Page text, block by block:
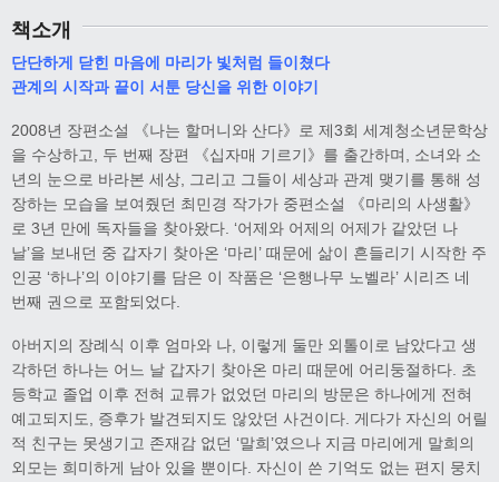
책소개
단단하게 닫힌 마음에 마리가 빛처럼 들이쳤다
관계의 시작과 끝이 서툰 당신을 위한 이야기
2008년 장편소설 《나는 할머니와 산다》로 제3회 세계청소년문학상
을 수상하고, 두 번째 장편 《십자매 기르기》를 출간하며, 소녀와 소
년의 눈으로 바라본 세상, 그리고 그들이 세상과 관계 맺기를 통해 성
장하는 모습을 보여줬던 최민경 작가가 중편소설 《마리의 사생활》
로 3년 만에 독자들을 찾아왔다. ‘어제와 어제의 어제가 같았던 나
날’을 보내던 중 갑자기 찾아온 ‘마리’ 때문에 삶이 흔들리기 시작한 주
인공 ‘하나’의 이야기를 담은 이 작품은 ‘은행나무 노벨라’ 시리즈 네
번째 권으로 포함되었다.
아버지의 장례식 이후 엄마와 나, 이렇게 둘만 외톨이로 남았다고 생
각하던 하나는 어느 날 갑자기 찾아온 마리 때문에 어리둥절하다. 초
등학교 졸업 이후 전혀 교류가 없었던 마리의 방문은 하나에게 전혀
예고되지도, 증후가 발견되지도 않았던 사건이다. 게다가 자신의 어릴
적 친구는 못생기고 존재감 없던 ‘말희’였으나 지금 마리에게 말희의
외모는 희미하게 남아 있을 뿐이다. 자신이 쓴 기억도 없는 편지 뭉치